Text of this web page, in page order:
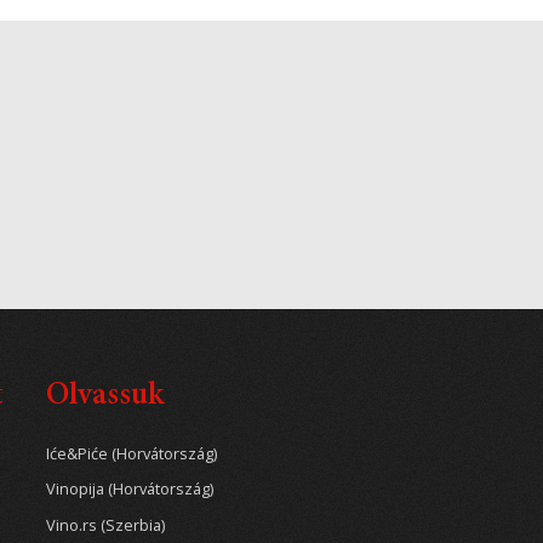
Olvassuk
Iće&Piće (Horvátország)
Vinopija (Horvátország)
Vino.rs (Szerbia)